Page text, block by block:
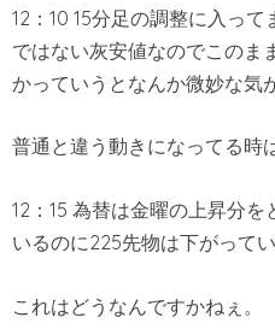
12：10 15分足の調整に入っ
ではない灰安値なのでこのま
かっていうとなんか微妙な気
普通と違う動きになってる時
12：15 為替は金曜の上昇分
いるのに225先物は下がってい
これはどうなんですかねぇ。